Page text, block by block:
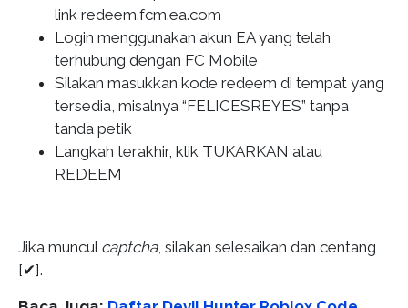
link redeem.fcm.ea.com
Login menggunakan akun EA yang telah
terhubung dengan FC Mobile
Silakan masukkan kode redeem di tempat yang
tersedia, misalnya “FELICESREYES” tanpa
tanda petik
Langkah terakhir, klik TUKARKAN atau
REDEEM
Jika muncul captcha, silakan selesaikan dan centang
[✔].